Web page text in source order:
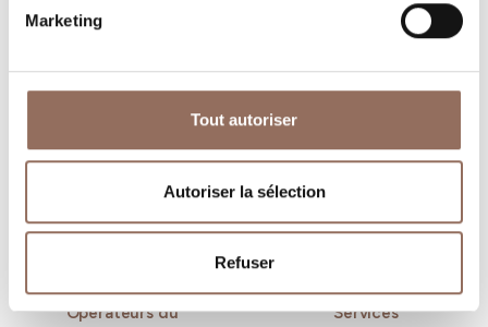
Marketing
Tout autoriser
Autoriser la sélection
Refuser
Operateurs du
Services